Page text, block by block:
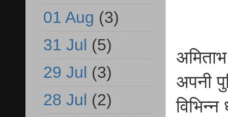
अपनी
विभिन्न
01 Aug (3)
31 Jul (5)
29 Jul (3)
28 Jul (2)